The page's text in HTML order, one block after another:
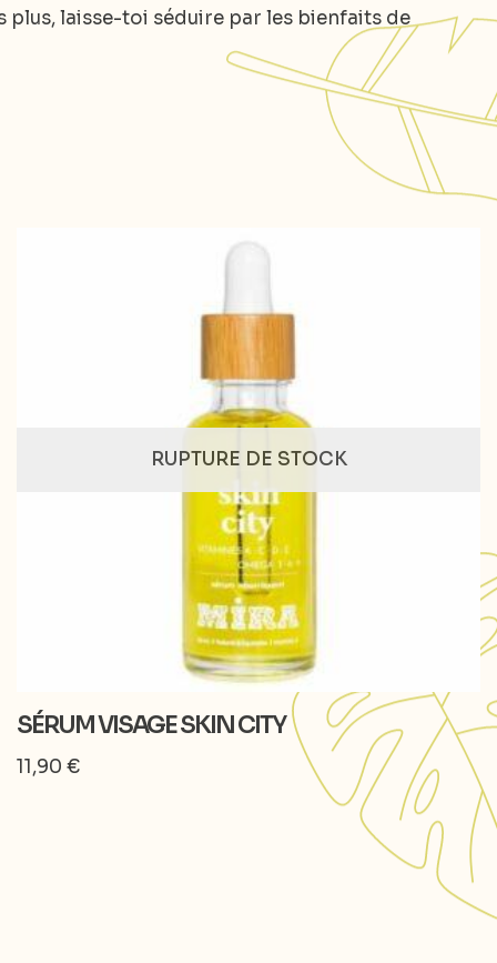
plus, laisse-toi séduire par les bienfaits de
RUPTURE DE STOCK
SÉRUM VISAGE SKIN CITY
11,90 €